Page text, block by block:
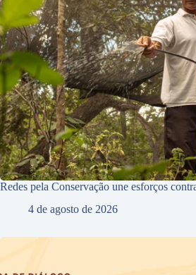
Redes pela Conservação une esforços
4 de agosto de 2026